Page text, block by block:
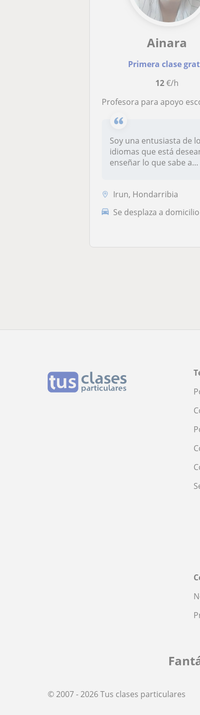
Ainara
Primera clase
12€/h
Profesora para apoyo escolar en inglés y
Soy una entusiasta de
idiomas que está
enseñar lo que sabe a
Irun, Hondarribia
Se desplaza a domicilio
© 2007 - 2026 Tus clases particulares